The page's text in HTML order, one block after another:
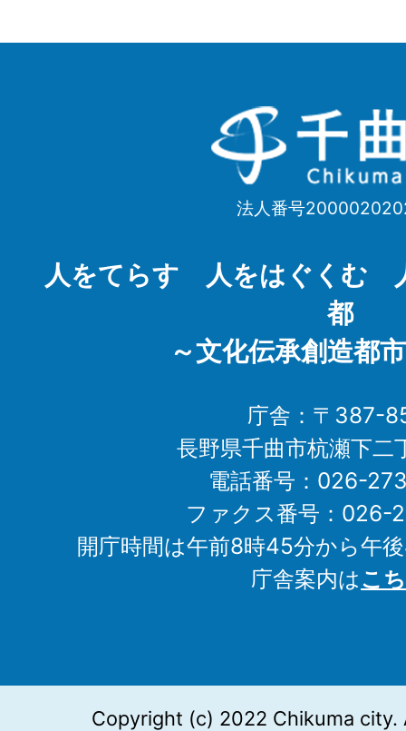
千
曲
Chikuma
法人番号
人をてらす 人をはぐくむ
都
～文化伝承創造都
庁舎：〒387-
長野県千曲市杭瀬下二
電話番号：026-
ファクス番号：026-
開庁時間は午前8時45分から午
庁舎案内はこ
Copyright (c) 2022 Chikuma city.